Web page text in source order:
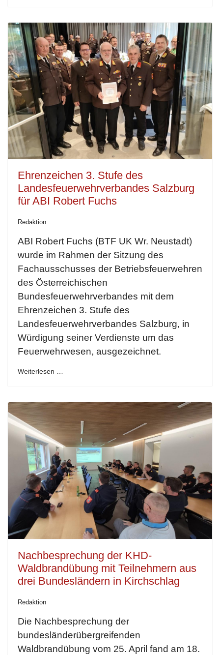
Ehrenzeichen 3. Stufe des
Landesfeuerwehrverbandes Salzburg
für ABI Robert Fuchs
Redaktion
ABI Robert Fuchs (BTF UK Wr. Neustadt)
wurde im Rahmen der Sitzung des
Fachausschusses der Betriebsfeuerwehren
des Österreichischen
Bundesfeuerwehrverbandes mit dem
Ehrenzeichen 3. Stufe des
Landesfeuerwehrverbandes Salzburg, in
Würdigung seiner Verdienste um das
Feuerwehrwesen, ausgezeichnet.
Weiterlesen …
Nachbesprechung der KHD-
Waldbrandübung mit Teilnehmern aus
drei Bundesländern in Kirchschlag
Redaktion
Die Nachbesprechung der
bundesländerübergreifenden
Waldbrandübung vom 25. April fand am 18.